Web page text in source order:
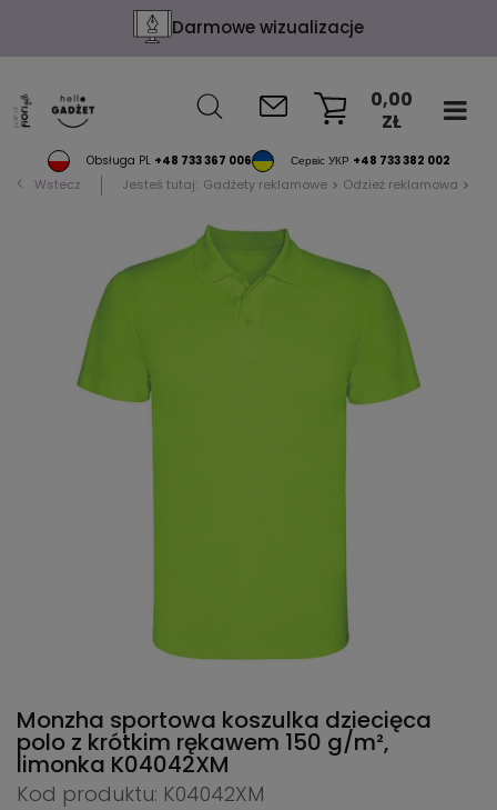
Darmowe wizualizacje
Obsługa PL +48 733 367 006 Сервіс УКР +48 733 382 002
0,00
ZŁ
Wstecz Jesteś tutaj: Gadżety reklamowe Odzież reklamowa
Monzha sportowa koszulka dziecięca
polo z krótkim rękawem 150 g/m²,
limonka K04042XM
Kod produktu: K04042XM